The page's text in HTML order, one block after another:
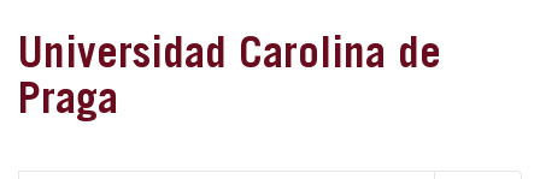
Universidad Carolina de
Praga